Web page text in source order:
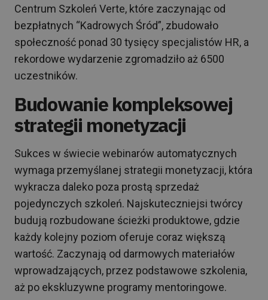
Centrum Szkoleń Verte, które zaczynając od
bezpłatnych “Kadrowych Śród”, zbudowało
społeczność ponad 30 tysięcy specjalistów HR, a
rekordowe wydarzenie zgromadziło aż 6500
uczestników.
Budowanie kompleksowej
strategii monetyzacji
Sukces w świecie webinarów automatycznych
wymaga przemyślanej strategii monetyzacji, która
wykracza daleko poza prostą sprzedaż
pojedynczych szkoleń. Najskuteczniejsi twórcy
budują rozbudowane ścieżki produktowe, gdzie
każdy kolejny poziom oferuje coraz większą
wartość. Zaczynają od darmowych materiałów
wprowadzających, przez podstawowe szkolenia,
aż po ekskluzywne programy mentoringowe.